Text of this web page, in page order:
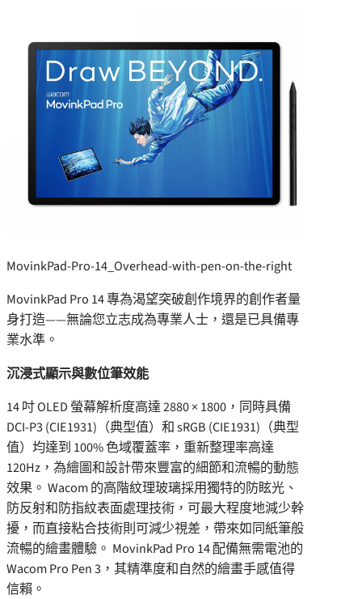
MovinkPad-Pro-14_Overhead-with-pen-on-the-right
MovinkPad Pro 14 專為渴望突破創作境界的創作者量
身打造——無論您立志成為專業人士，還是已具備專
業水準。
沉浸式顯示與數位筆效能
14 吋 OLED 螢幕解析度高達 2880 × 1800，同時具備
DCI-P3 (CIE1931)（典型值）和 sRGB (CIE1931)（典型
值）均達到 100% 色域覆蓋率，重新整理率高達
120Hz，為繪圖和設計帶來豐富的細節和流暢的動態
效果。 Wacom 的高階紋理玻璃採用獨特的防眩光、
防反射和防指紋表面處理技術，可最大程度地減少幹
擾，而直接粘合技術則可減少視差，帶來如同紙筆般
流暢的繪畫體驗。 MovinkPad Pro 14 配備無需電池的
Wacom Pro Pen 3，其精準度和自然的繪畫手感值得
信賴。